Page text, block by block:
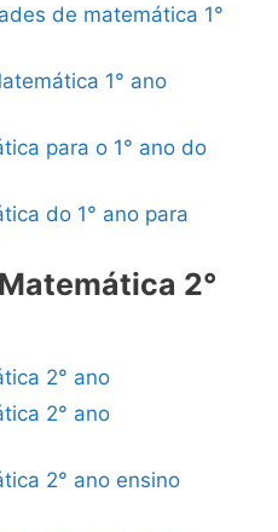
de matemática 1°
1° ano
para o 1° ano do
do 1° ano para
2°
2° ano
2° ano
2° ano ensino